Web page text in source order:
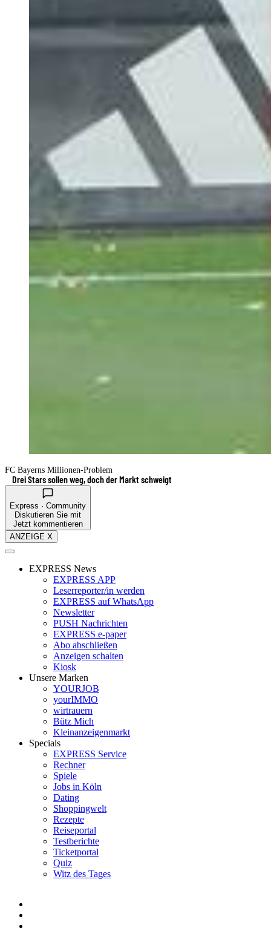
FC Bayerns Millionen-Problem
Drei Stars sollen weg, doch der Markt schweigt
Express · Community
Diskutieren Sie mit
Jetzt kommentieren
ANZEIGE X
EXPRESS News
EXPRESS APP
Leserreporter/in werden
EXPRESS auf WhatsApp
Newsletter
PUSH Nachrichten
EXPRESS e-paper
Abo abschließen
Anzeigen schalten
Kiosk
Unsere Marken
YOURJOB
yourIMMO
wirtrauern
Bütz Mich
Kleinanzeigenmarkt
Specials
EXPRESS Service
Rechner
Spiele
Jobs in Köln
Dating
Shoppingwelt
Rezepte
Reiseportal
Testberichte
Ticketportal
Quiz
Witz des Tages